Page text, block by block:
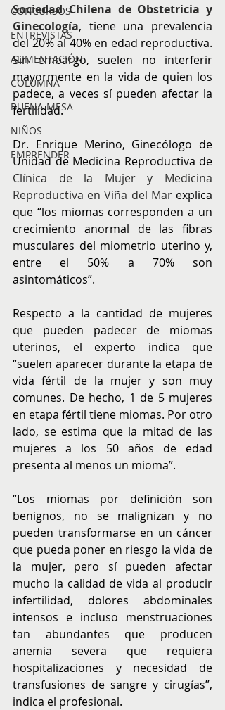
CONCURSOS
ENTREVISTAS
ALIMENTACIÓN
COLUMNA
BUENA MESA
NIÑOS
EMPRENDER
Sociedad Chilena de Obstetricia y
Ginecología, tiene una prevalencia
del 20% al 40% en edad reproductiva.
Sin embargo, suelen no interferir
mayormente en la vida de quien los
padece, a veces sí pueden afectar la
fertilidad.
Dr. Enrique Merino, Ginecólogo de
Clínica de la Mujer y Medicina
Reproductiva en Viña del Mar explica
que “los miomas corresponden a un
crecimiento anormal de las fibras
musculares del miometrio uterino y,
entre el 50% a 70% son
asintomáticos”.
Respecto a la cantidad de mujeres
que pueden padecer de miomas
uterinos, el experto indica que
“suelen aparecer durante la etapa de
vida fértil de la mujer y son muy
comunes. De hecho, 1 de 5 mujeres
en etapa fértil tiene miomas. Por otro
lado, se estima que la mitad de las
mujeres a los 50 años de edad
presenta al menos un mioma”.
“Los miomas por definición son
benignos, no se malignizan y no
pueden transformarse en un cáncer
que pueda poner en riesgo la vida de
la mujer, pero sí pueden afectar
mucho la calidad de vida al producir
infertilidad, dolores abdominales
intensos e incluso menstruaciones
tan abundantes que producen
anemia severa que requiera
hospitalizaciones y necesidad de
transfusiones de sangre y cirugías”,
indica el profesional.